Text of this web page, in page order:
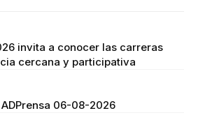
invita a conocer las carreras
cercana y participativa
06-08-2026